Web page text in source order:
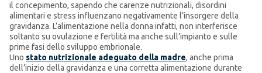
il concepimento, sapendo che carenze nutrizionali, disordini
alimentari e stress influenzano negativamente l’insorgere della
gravidanza. L’alimentazione nella donna infatti, non interferisce
soltanto su ovulazione e fertilità ma anche sull’impianto e sulle
prime fasi dello sviluppo embrionale.
Uno stato nutrizionale adeguato della madre, anche prima
dell’inizio della gravidanza e una corretta alimentazione durante